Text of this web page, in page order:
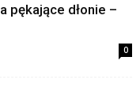
pękające dłonie –
0